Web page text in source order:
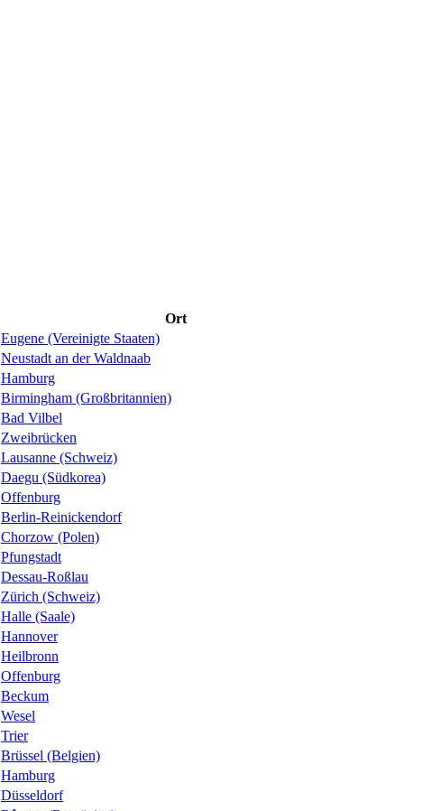
Ort
Eugene (Vereinigte Staaten)
Neustadt an der Waldnaab
Hamburg
Birmingham (Großbritannien)
Bad Vilbel
Zweibrücken
Lausanne (Schweiz)
Daegu (Südkorea)
Offenburg
Berlin-Reinickendorf
Chorzow (Polen)
Pfungstadt
Dessau-Roßlau
Zürich (Schweiz)
Halle (Saale)
Hannover
Heilbronn
Offenburg
Beckum
Wesel
Trier
Brüssel (Belgien)
Hamburg
Düsseldorf